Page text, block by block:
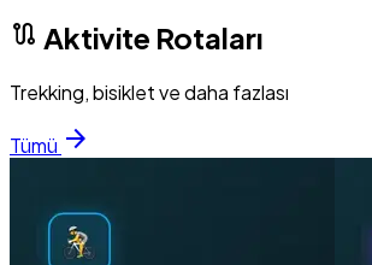
route Aktivite Rotaları
Trekking, bisiklet ve daha fazlası
Tümü arrow_forward